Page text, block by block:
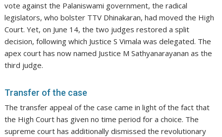
vote against the Palaniswami government, the radical
legislators, who bolster TTV Dhinakaran, had moved the High
Court. Yet, on June 14, the two judges restored a split
decision, following which Justice S Vimala was delegated. The
apex court has now named Justice M Sathyanarayanan as the
third judge.
Transfer of the case
The transfer appeal of the case came in light of the fact that
the High Court has given no time period for a choice. The
supreme court has additionally dismissed the revolutionary